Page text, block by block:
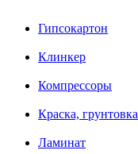
Гипсокартон
Клинкер
Компрессоры
Краска, грунтовка
Ламинат